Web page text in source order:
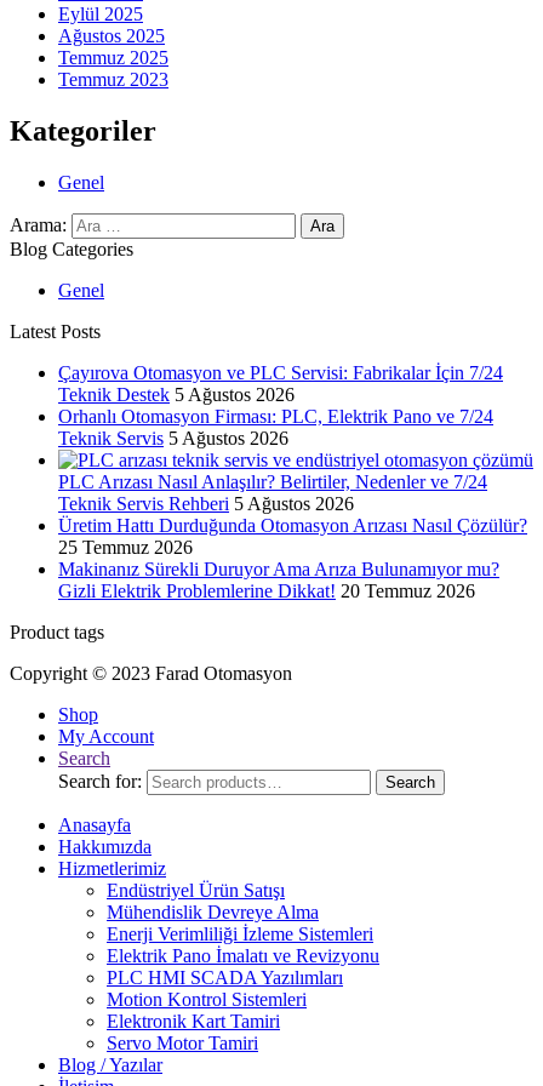
Eylül 2025
Ağustos 2025
Temmuz 2025
Temmuz 2023
Kategoriler
Genel
Arama:
Blog Categories
Genel
Latest Posts
Çayırova Otomasyon ve PLC Servisi: Fabrikalar İçin 7/24
Teknik Destek 5 Ağustos 2026
Orhanlı Otomasyon Firması: PLC, Elektrik Pano ve 7/24
Teknik Servis 5 Ağustos 2026
PLC Arızası Nasıl Anlaşılır? Belirtiler, Nedenler ve 7/24
Teknik Servis Rehberi 5 Ağustos 2026
Üretim Hattı Durduğunda Otomasyon Arızası Nasıl Çözülür?
25 Temmuz 2026
Makinanız Sürekli Duruyor Ama Arıza Bulunamıyor mu?
Gizli Elektrik Problemlerine Dikkat! 20 Temmuz 2026
Product tags
Copyright © 2023 Farad Otomasyon
Shop
My Account
Search
Search for:
Search
Anasayfa
Hakkımızda
Hizmetlerimiz
Endüstriyel Ürün Satışı
Mühendislik Devreye Alma
Enerji Verimliliği İzleme Sistemleri
Elektrik Pano İmalatı ve Revizyonu
PLC HMI SCADA Yazılımları
Motion Kontrol Sistemleri
Elektronik Kart Tamiri
Servo Motor Tamiri
Blog / Yazılar